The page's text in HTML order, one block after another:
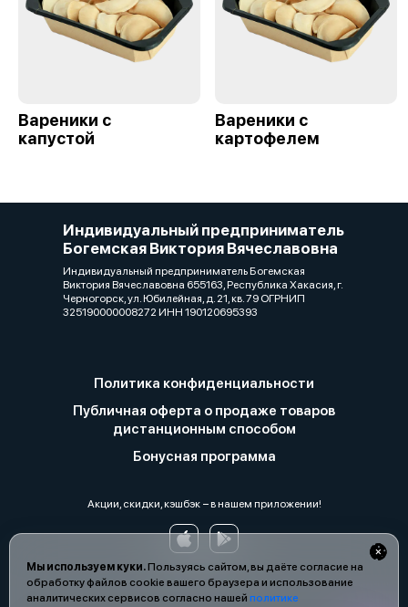
Мы используем куки.Пользуясь сайтом, вы даёте согласие на
обработку файлов cookie вашего браузера и использование
аналитических сервисов согласно нашей политике
Вареники с
капустой
Вареники с
картофелем
Индивидуальный предприниматель
Богемская Виктория Вячеславовна
Индивидуальный предприниматель Богемская
Виктория Вячеславовна 655163, Республика Хакасия, г.
Черногорск, ул. Юбилейная, д. 21, кв. 79 ОГРНИП
325190000008272 ИНН 190120695393
Политика конфиденциальности
Публичная оферта о продаже товаров
дистанционным способом
Бонусная программа
Акции, скидки, кэшбэк − в нашем приложении!